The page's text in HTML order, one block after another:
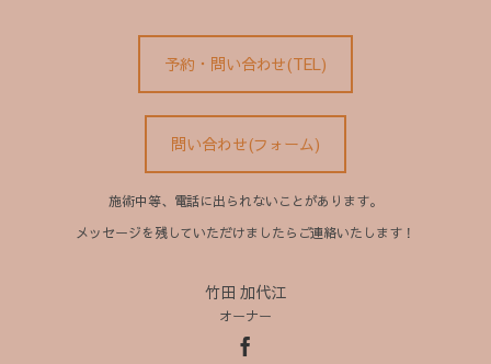
予約・問い合わせ(TEL)
問い合わせ(フォーム)
施術中等、電話に出られないことがあります。
メッセージを残していただけましたらご連絡いたします！
竹田 加代江
オーナー